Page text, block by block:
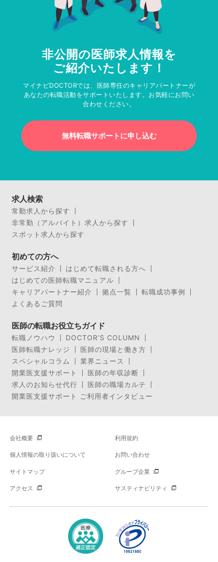
非公開の医師求人情報を
ご紹介いたします！
マイナビDOCTORでは、医師専任のキャリアパートナーが
あなたの転職活動をサポートいたします。お気軽にお問い
合わせください。
無料転職サポートに申し込む
求人検索
常勤求人から探す
非常勤（アルバイト）求人から探す
スポット求人から探す
初めての方へ
サービス紹介
はじめて転職される方へ
はじめての医師転職マニュアル
キャリアパートナー紹介
拠点一覧
転職成功事例
よくあるご質問
医師の転職お役立ちガイド
転職ノウハウ
DOCTOR’S COLUMN
医師転職ナレッジ
医師の現場と働き方
スペシャルコラム
業界ニュース
開業医支援サポート
医師の年収診断
求人のお知らせ代行
医師の職場カルテ
開業医支援サポート ご利用者インタビュー
会社概要 利用規約
個人情報の取り扱いについて お問い合わせ
サイトマップ グループ企業
アクセス サスティナビリティ